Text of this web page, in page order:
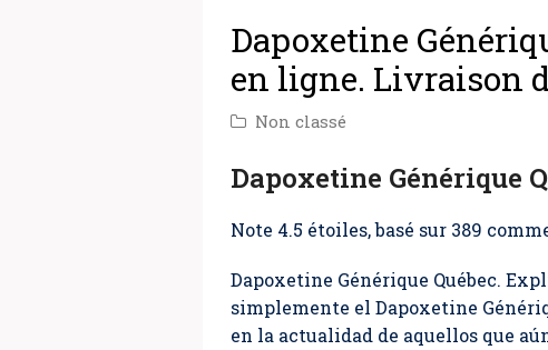
Dapoxetine
en ligne. Livraison
Non classé
Dapoxetine Générique
Note 4.5 étoiles, basé sur 389
Dapoxetine Générique Québec.
simplemente el Dapoxetine
en la actualidad de aquellos que